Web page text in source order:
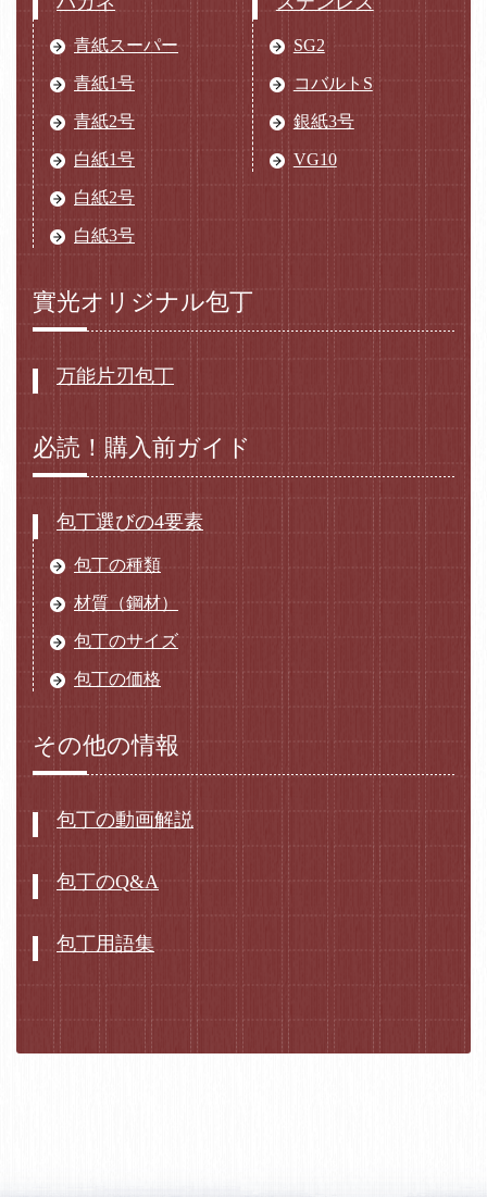
青紙スーパー
青紙1号
青紙2号
白紙1号
白紙2号
白紙3号
SG2
コバルトS
銀紙3号
VG10
實光オリジナル包丁
万能片刃包丁
必読！購入前ガイド
包丁選びの4要素
包丁の種類
材質（鋼材）
包丁のサイズ
包丁の価格
その他の情報
包丁の動画解説
包丁のQ&A
包丁用語集